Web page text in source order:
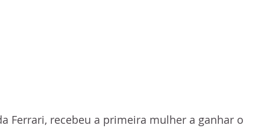
Ferrari, recebeu a primeira mulher a ganhar o